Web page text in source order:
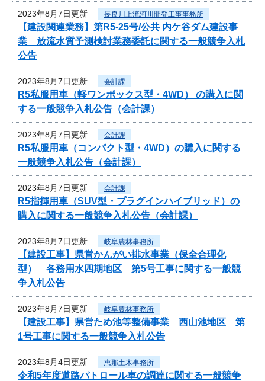
2023年8月7日更新 長良川上流河川開発工事事務所
【建設関連業務】第R5-25号/公共 内ケ谷ダム建設事
業 放流水質予測検討業務委託に関する一般競争入札
公告
2023年8月7日更新 会計課
R5私服用車（軽ワンボックス型・4WD） の購入に関
する一般競争入札公告（会計課）
2023年8月7日更新 会計課
R5私服用車（コンパクト型・4WD）の購入に関する
一般競争入札公告（会計課）
2023年8月7日更新 会計課
R5指揮用車（SUV型・プラグインハイブリッド）の
購入に関する一般競争入札公告（会計課）
2023年8月7日更新 岐阜農林事務所
【建設工事】県営かんがい排水事業（保全合理化
型） 各務用水四期地区 第5号工事に関する一般競
争入札公告
2023年8月7日更新 岐阜農林事務所
【建設工事】県営ため池等整備事業 西山池地区 第
1号工事に関する一般競争入札公告
2023年8月4日更新 恵那土木事務所
令和5年度道路パトロール車の調達に関する一般競争